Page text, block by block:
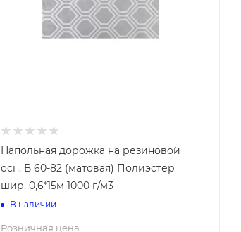
Напольная дорожка на резиновой
осн. В 60-82 (матовая) Полиэстер
шир. 0,6*15м 1000 г/м3
В наличии
Розничная цена
Мотыги
Мотыжки
Совковая
Штыковая